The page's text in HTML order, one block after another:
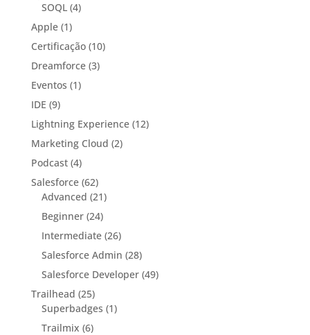
SOQL(4)
Apple(1)
Certificação(10)
Dreamforce(3)
Eventos (1)
IDE (9)
Lightning Experience(12)
Marketing Cloud (2)
Podcast(4)
Salesforce(62)
Advanced (21)
Beginner(24)
Intermediate(26)
Salesforce Admin (28)
Salesforce Developer(49)
Trailhead (25)
Superbadges (1)
Trailmix (6)